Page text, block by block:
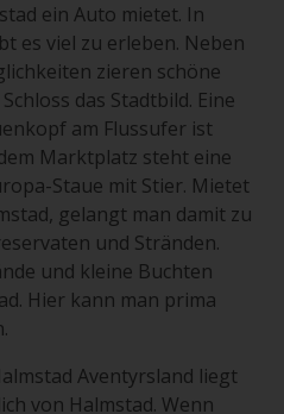
ein Auto mietet. In
es viel zu erleben. Neben
zieren schöne
das Stadtbild. Eine
am Flussufer ist
Marktplatz steht eine
Staue mit Stier. Mietet
gelangt man damit zu
und Stränden.
und kleine Buchten
Hier kann man prima
Aventyrsland liegt
von Halmstad. Wenn